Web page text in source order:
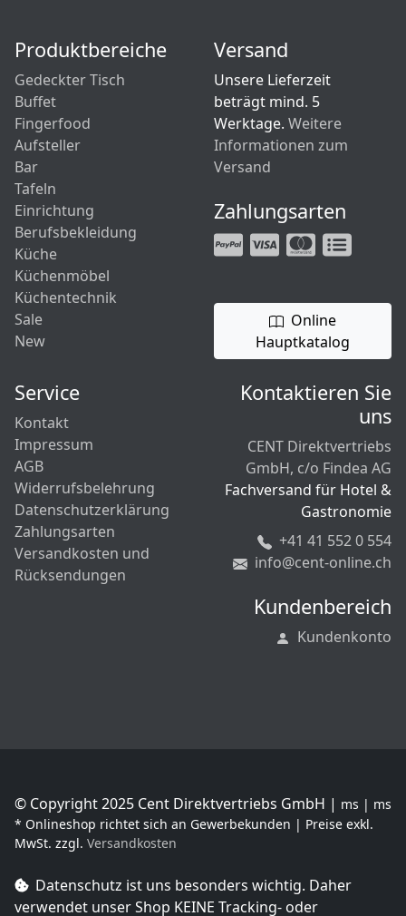
Produktbereiche
Gedeckter Tisch
Buffet
Fingerfood
Aufsteller
Bar
Tafeln
Einrichtung
Berufsbekleidung
Küche
Küchenmöbel
Küchentechnik
Sale
New
Versand
Unsere Lieferzeit
beträgt mind. 5
Werktage. Weitere
Informationen zum
Versand
Zahlungsarten
Online
Hauptkatalog
Service
Kontakt
Impressum
AGB
Widerrufsbelehrung
Datenschutzerklärung
Zahlungsarten
Versandkosten und
Rücksendungen
Kontaktieren Sie
uns
CENT Direktvertriebs
GmbH, c/o Findea AG
Fachversand für Hotel &
Gastronomie
+41 41 552 0 554
info@cent-online.ch
Kundenbereich
Kundenkonto
© Copyright 2025 Cent Direktvertriebs GmbH | ms | ms
* Onlineshop richtet sich an Gewerbekunden | Preise exkl.
MwSt. zzgl. Versandkosten
Datenschutz ist uns besonders wichtig. Daher
verwendet unser Shop KEINE Tracking- oder